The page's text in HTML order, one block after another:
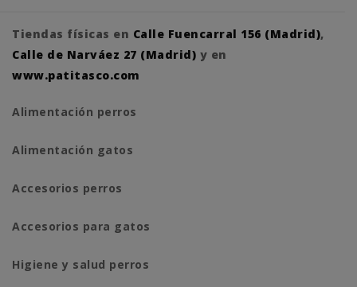
Tiendas físicas en Calle Fuencarral 156 (Madrid),
Calle de Narváez 27 (Madrid) y en
www.patitasco.com
Alimentación perros
Alimentación gatos
Accesorios perros
Accesorios para gatos
Higiene y salud perros